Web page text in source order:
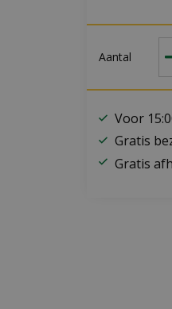
Aantal
Voor
Gratis
Gratis